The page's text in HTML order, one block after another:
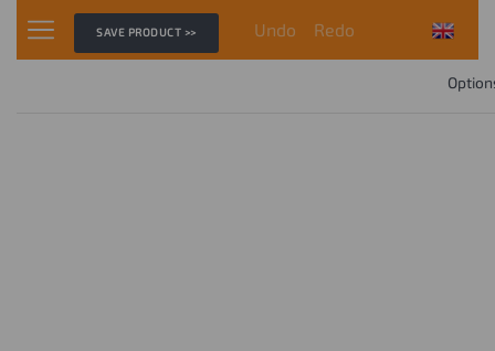
SAVE PRODUCT >> Undo Redo